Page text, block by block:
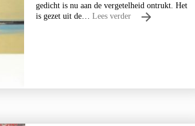
gedicht is nu aan de vergetelheid ontrukt. Het
is gezet uit de… Lees verder